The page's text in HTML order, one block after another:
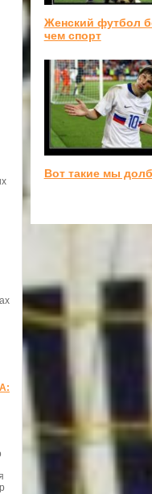
Женский футбол
чем спорт
Вот такие мы